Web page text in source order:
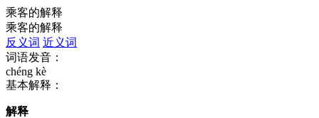
乘客的解释
乘客的解释
反义词 近义词
词语发音：
chéng kè
基本解释：
解释